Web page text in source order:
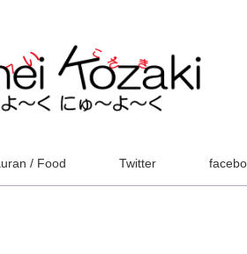
/ Food Twitter